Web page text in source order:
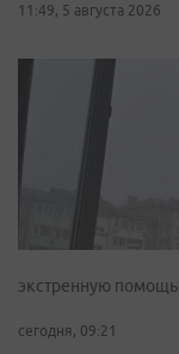
11:49, 5 августа 2026
экстренную помощь
сегодня, 09:21